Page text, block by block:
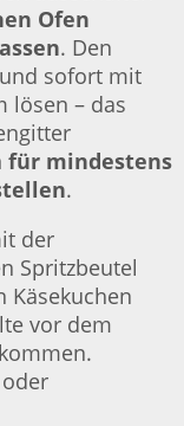
Ofen
. Den
sofort mit
lösen – das
für mindestens
.
der
Spritzbeutel
vor dem